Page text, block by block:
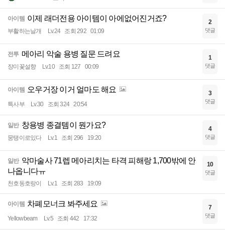
아이템 이제 래더전용 아이템이 아에없어진거죠?
부활하는날개 Lv.24 조회 292 01:09
2
댓글
전투 메아리 악술 용병 질문 드려요
장미꽃설향 Lv.10 조회 127 00:09
1
댓글
아이템 오우거장 이거 얼마도 해요
특사부 Lv.30 조회 324 20:54
3
댓글
일반 창용병 종결템이 뭔가요?
뭉탱이로있다 Lv.1 조회 296 19:20
4
댓글
일반 악마술사 71렙 메아리치는 타격 피해랑 1,700밖에 안
나옵니다ㅠ
천호동호랑이 Lv.1 조회 283 19:09
10
댓글
아이템 차폐모너크 봐주세요
Yellowbeam Lv.5 조회 442 17:32
7
댓글